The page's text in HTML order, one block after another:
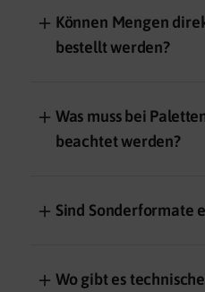
＋ Können Mengen
bestellt werden?
＋ Was muss bei
beachtet werden?
＋ Sind Sonderformate
＋ Wo gibt es